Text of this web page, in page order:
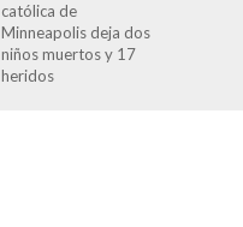
católica de
Minneapolis deja dos
niños muertos y 17
heridos